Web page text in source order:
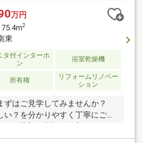
万円
75.4m2
東
タ付インターホ
ン
浴室乾燥機
所有権
リフォームリノベー
ション
はご見学してみませんか？
？を分かりやすく丁寧にご説
いの購入・売却・住宅ローン、
合わせ：092-404-1526♪